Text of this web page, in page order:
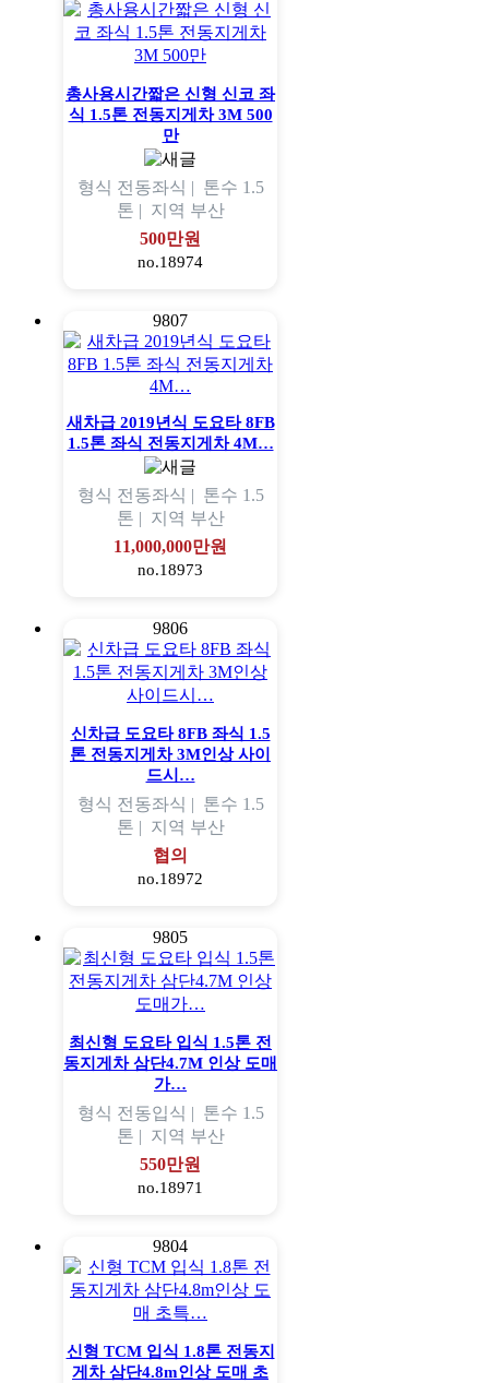
총사용시간짧은 신형 신코 좌
식 1.5톤 전동지게차 3M 500
만
형식 전동좌식 | 톤수 1.5
톤 | 지역 부산
500만원
no.18974
9807
새차급 2019년식 도요타 8FB
1.5톤 좌식 전동지게차 4M…
형식 전동좌식 | 톤수 1.5
톤 | 지역 부산
11,000,000만원
no.18973
9806
신차급 도요타 8FB 좌식 1.5
톤 전동지게차 3M인상 사이
드시…
형식 전동좌식 | 톤수 1.5
톤 | 지역 부산
협의
no.18972
9805
최신형 도요타 입식 1.5톤 전
동지게차 삼단4.7M 인상 도매
가…
형식 전동입식 | 톤수 1.5
톤 | 지역 부산
550만원
no.18971
9804
신형 TCM 입식 1.8톤 전동지
게차 삼단4.8m인상 도매 초